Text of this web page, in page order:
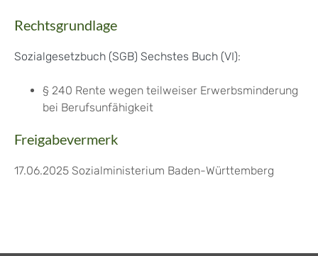
Rechtsgrundlage
Sozialgesetzbuch (SGB) Sechstes Buch (VI):
§ 240 Rente wegen teilweiser Erwerbsminderung
bei Berufsunfähigkeit
Freigabevermerk
17.06.2025 Sozialministerium Baden-Württemberg